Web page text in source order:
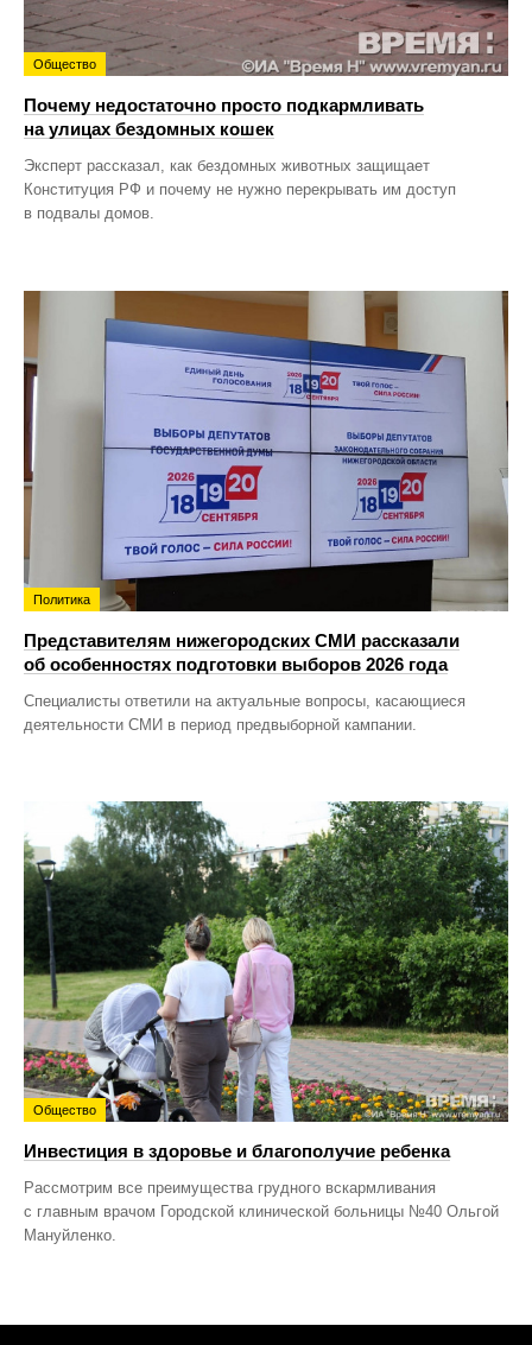
Общество
Почему недостаточно просто подкармливать
на улицах бездомных кошек
Эксперт рассказал, как бездомных животных защищает
Конституция РФ и почему не нужно перекрывать им доступ
в подвалы домов.
Политика
Представителям нижегородских СМИ рассказали
об особенностях подготовки выборов 2026 года
Специалисты ответили на актуальные вопросы, касающиеся
деятельности СМИ в период предвыборной кампании.
Общество
Инвестиция в здоровье и благополучие ребенка
Рассмотрим все преимущества грудного вскармливания
с главным врачом Городской клинической больницы №40 Ольгой
Мануйленко.